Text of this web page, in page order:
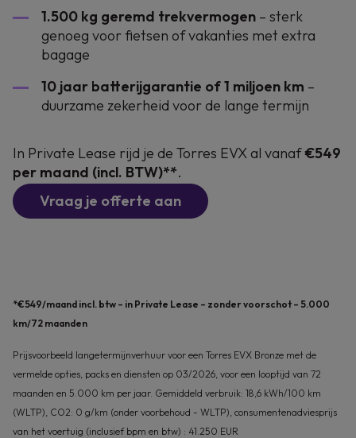
1.500 kg geremd trekvermogen – sterk
genoeg voor fietsen of vakanties met extra
bagage
10 jaar batterijgarantie of 1 miljoen km –
duurzame zekerheid voor de lange termijn
In Private Lease rijd je de Torres EVX al vanaf€549
per maand (incl. BTW)**.
Vraag je offerte aan
*€549/maand incl. btw – in Private Lease – zonder voorschot – 5.000
km/72 maanden
Prijsvoorbeeld langetermijnverhuur voor een Torres EVX Bronze met de
vermelde opties, packs en diensten op 03/2026, voor een looptijd van 72
maanden en 5.000 km per jaar. Gemiddeld verbruik: 18,6 kWh/100 km
(WLTP), CO2: 0 g/km (onder voorbehoud - WLTP), consumentenadviesprijs
van het voertuig (inclusief bpm en btw) : 41.250 EUR